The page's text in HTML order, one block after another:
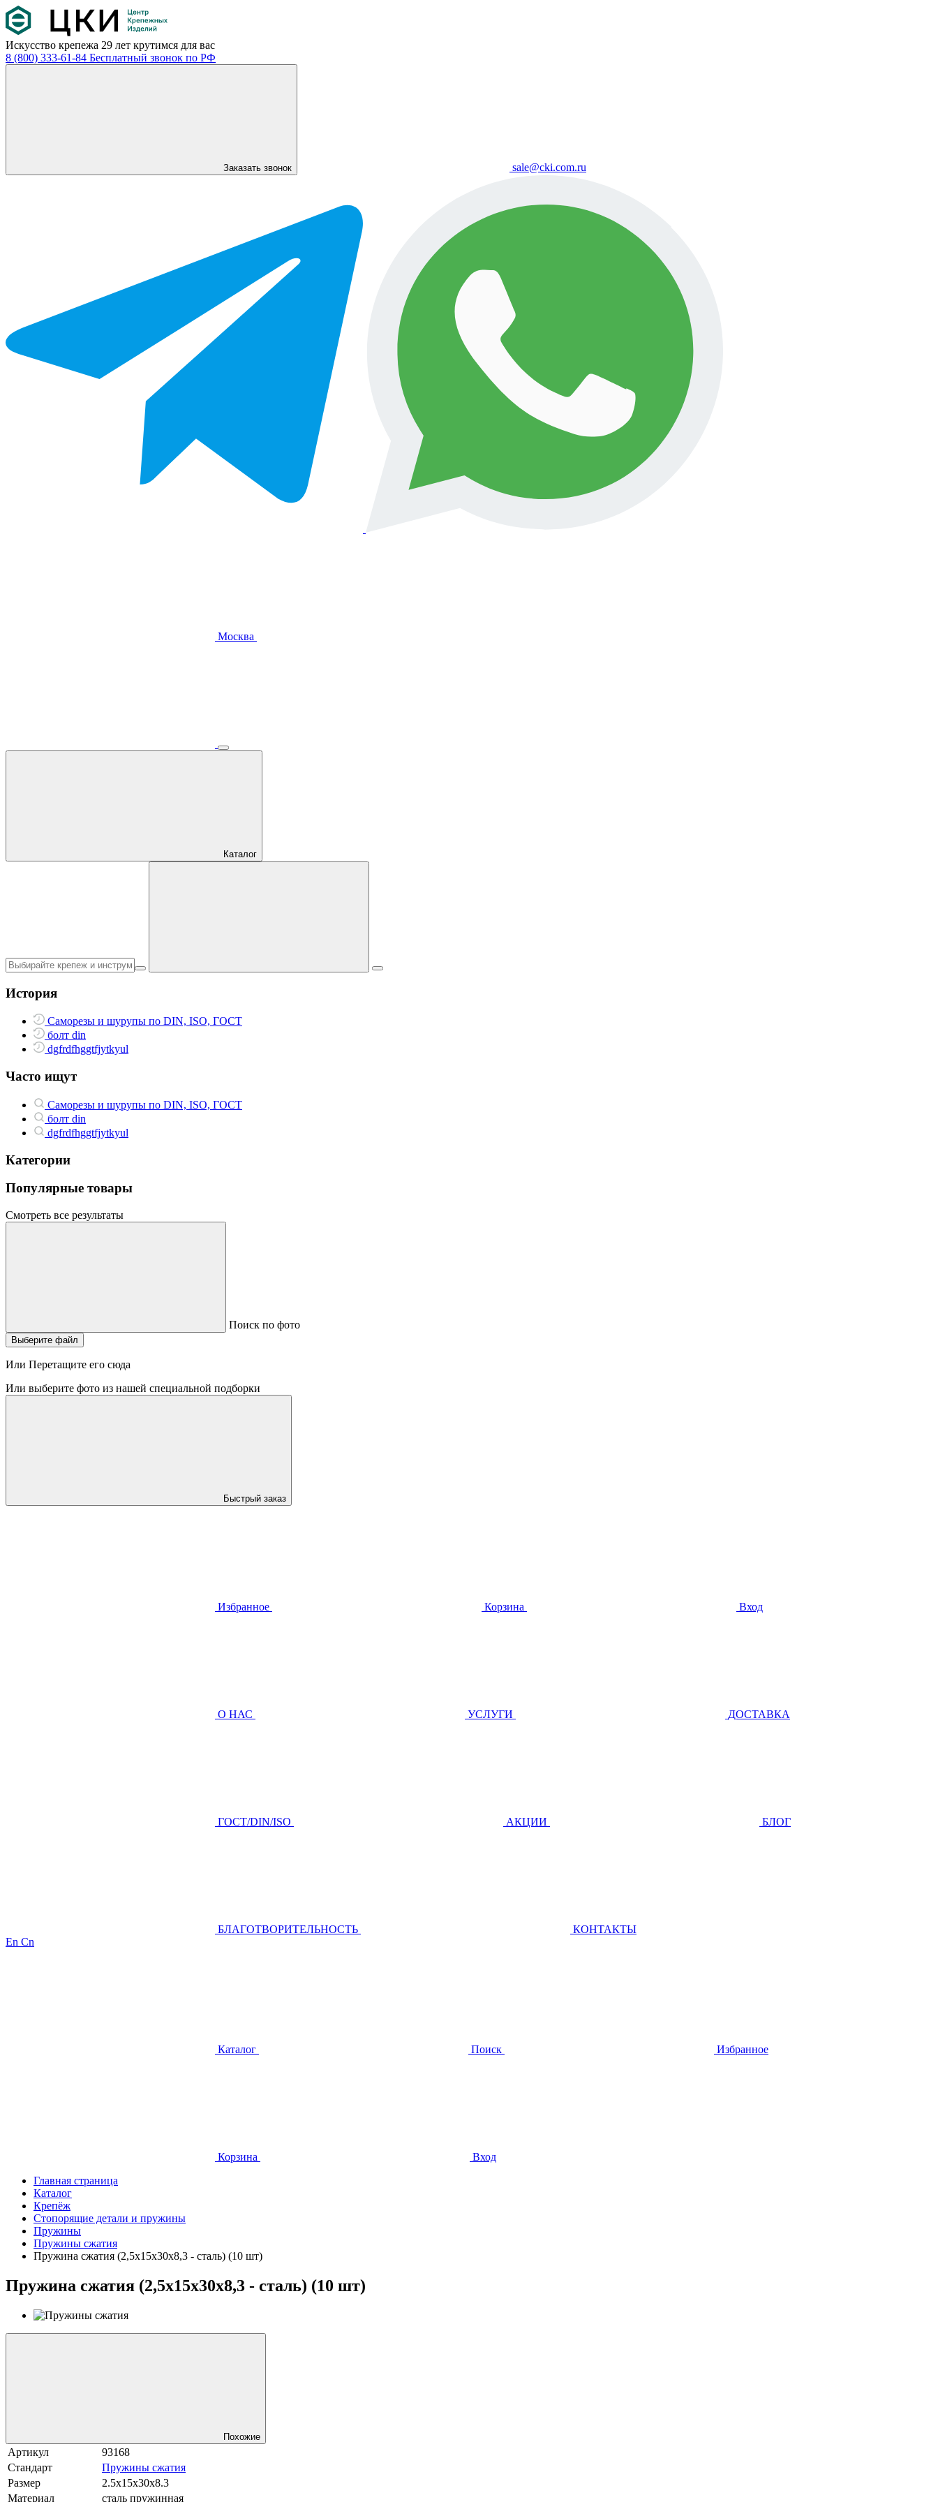
Искусство крепежа 29 лет крутимся для вас
8 (800) 333-61-84 Бесплатный звонок по РФ
Заказать звонок sale@cki.com.ru
Москва
Каталог
История
Саморезы и шурупы по DIN, ISO, ГОСТ
болт din
dgfrdfhggtfjytkyul
Часто ищут
Саморезы и шурупы по DIN, ISO, ГОСТ
болт din
dgfrdfhggtfjytkyul
Категории
Популярные товары
Смотреть все результаты
Поиск по фото
Выберите файл
Или Перетащите его сюда
Или выберите фото из нашей специальной подборки
Быстрый заказ
Избранное Корзина Вход
О НАС УСЛУГИ ДОСТАВКА
ГOCТ/DIN/ISO АКЦИИ БЛОГ
БЛАГОТВОРИТЕЛЬНОСТЬ
КОНТАКТЫ
En Cn
Каталог Поиск Избранное
Корзина
Вход
Главная страница
Каталог
Крепёж
Стопорящие детали и пружины
Пружины
Пружины сжатия
Пружина сжатия (2,5x15x30x8,3 - сталь) (10 шт)
Пружина сжатия (2,5x15x30x8,3 - сталь) (10 шт)
Похожие
Артикул
93168
Стандарт
Пружины сжатия
Размер
2.5x15x30x8.3
Материал
сталь пружинная